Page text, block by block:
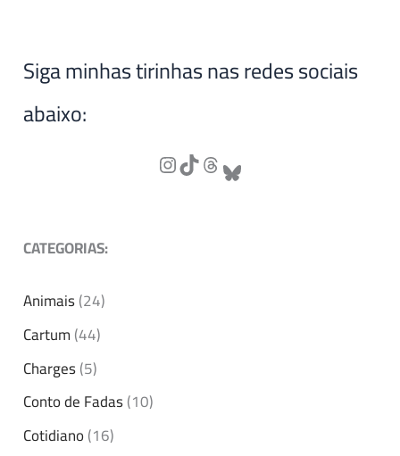
Siga minhas tirinhas nas redes sociais
abaixo:
CATEGORIAS:
Animais(24)
Cartum(44)
Charges(5)
Conto de Fadas(10)
Cotidiano(16)